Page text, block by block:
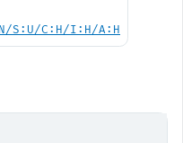
S:U/C:H/I:H/A:H